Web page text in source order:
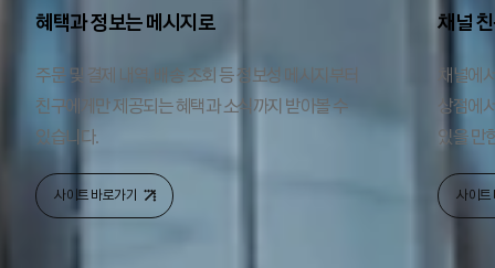
혜택과 정보는 메시지로
주문 및 결제 내역, 배송 조회 등 정보성 메시지부터
친구에게만 제공되는 혜택과 소식까지 받아볼 수
있습니다.
사이트 바로가기
채널
채널에
상점에
있을 만
사이트